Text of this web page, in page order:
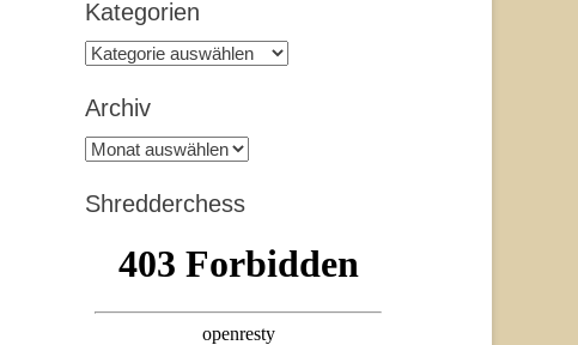
Kategorien
Kategorien
Archiv
Archiv
Shredderchess